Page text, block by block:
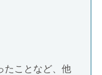
たことなど、他